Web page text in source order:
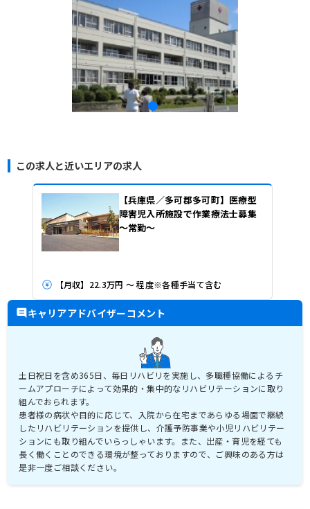
この求人と近いエリアの求人
【兵庫県／多可郡多可町】医療型
障害児入所施設で作業療法士募集
～常勤～
【月収】22.3万円 ～ 程度※各種手当て含む
キャリアアドバイザーコメント
土日祝日を含め365日、毎日リハビリを実施し、多職種協働によるチ
ームアプローチによって効果的・集中的なリハビリテーションに取り
組んでおられます。
患者様の病状や目的に応じて、入院から在宅まであらゆる場面で継続
したリハビリテーションを提供し、介護予防事業や小児リハビリテー
ションにも取り組んでいらっしゃいます。また、出産・育児を経ても
長く働くことのできる環境が整っておりますので、ご興味のある方は
是非一度ご相談ください。